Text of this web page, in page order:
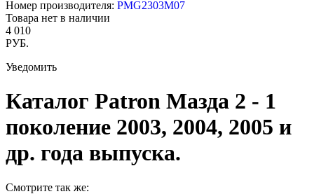
Номер производителя: PMG2303M07
Товара нет в наличии
4 010
РУБ.
Уведомить
Каталог Patron Мазда 2 - 1
поколение 2003, 2004, 2005 и
др. года выпуска.
Смотрите так же: